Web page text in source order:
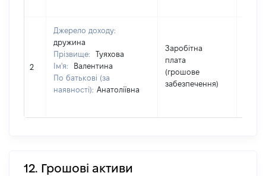
2
Джерело доходу:
дружина
Прізвище:
Туяхова
Ім'я:
Валентина
По батькові (за
наявності): Анатоліївна
Заробітна
плата
(грошове
забезпечення)
12. Грошові активи